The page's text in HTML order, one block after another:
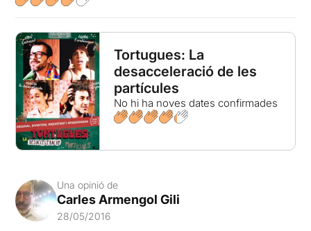
Tortugues: La
desacceleració de les
partícules
No hi ha noves dates confirmades
Una opinió de
Carles Armengol Gili
28/05/2016